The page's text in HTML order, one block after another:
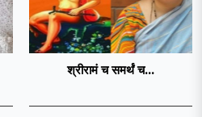
श्रीरामं च समर्थं च...